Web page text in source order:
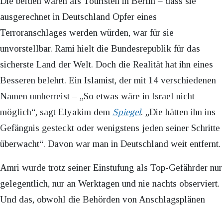
ausgerechnet in Deutschland Opfer eines
Terroranschlages werden würden, war für sie
unvorstellbar. Rami hielt die Bundesrepublik für das
sicherste Land der Welt. Doch die Realität hat ihn eines
Besseren belehrt. Ein Islamist, der mit 14 verschiedenen
Namen umherreist – „So etwas wäre in Israel nicht
möglich“, sagt Elyakim dem Spiegel. „Die hätten ihn ins
Gefängnis gesteckt oder wenigstens jeden seiner Schritte
überwacht“. Davon war man in Deutschland weit entfernt.
Amri wurde trotz seiner Einstufung als Top-Gefährder nur
gelegentlich, nur an Werktagen und nie nachts observiert.
Und das, obwohl die Behörden von Anschlagsplänen